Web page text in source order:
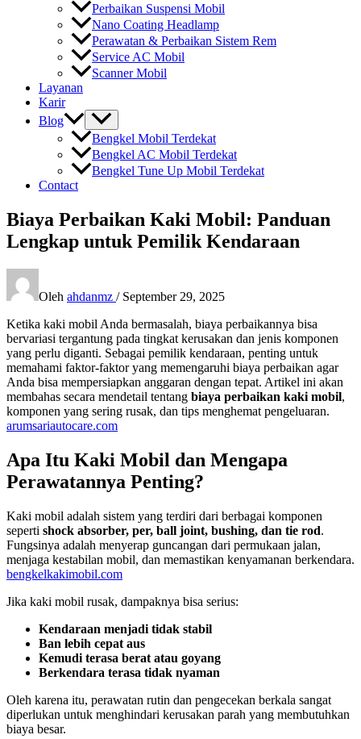
Perbaikan Suspensi Mobil
Nano Coating Headlamp
Perawatan & Perbaikan Sistem Rem
Service AC Mobil
Scanner Mobil
Layanan
Karir
Blog
Bengkel Mobil Terdekat
Bengkel AC Mobil Terdekat
Bengkel Tune Up Mobil Terdekat
Contact
Biaya Perbaikan Kaki Mobil: Panduan
Lengkap untuk Pemilik Kendaraan
Oleh ahdanmz / September 29, 2025
Ketika kaki mobil Anda bermasalah, biaya perbaikannya bisa
bervariasi tergantung pada tingkat kerusakan dan jenis komponen
yang perlu diganti. Sebagai pemilik kendaraan, penting untuk
memahami faktor-faktor yang memengaruhi biaya perbaikan agar
Anda bisa mempersiapkan anggaran dengan tepat. Artikel ini akan
membahas secara mendetail tentang biaya perbaikan kaki mobil,
komponen yang sering rusak, dan tips menghemat pengeluaran.
arumsariautocare.com
Apa Itu Kaki Mobil dan Mengapa
Perawatannya Penting?
Kaki mobil adalah sistem yang terdiri dari berbagai komponen
seperti shock absorber, per, ball joint, bushing, dan tie rod.
Fungsinya adalah menyerap guncangan dari permukaan jalan,
menjaga kestabilan mobil, dan memastikan kenyamanan berkendara.
bengkelkakimobil.com
Jika kaki mobil rusak, dampaknya bisa serius:
Kendaraan menjadi tidak stabil
Ban lebih cepat aus
Kemudi terasa berat atau goyang
Berkendara terasa tidak nyaman
Oleh karena itu, perawatan rutin dan pengecekan berkala sangat
diperlukan untuk menghindari kerusakan parah yang membutuhkan
biaya besar.